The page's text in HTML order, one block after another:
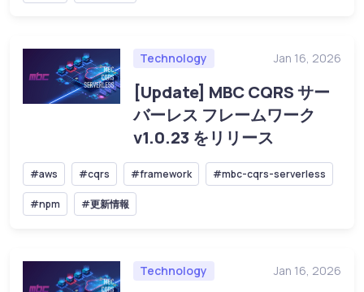
Technology Jan 16, 2026
[Update] MBC CQRS サー
バーレス フレームワーク
v1.0.23 をリリース
#aws #cqrs #framework #mbc-cqrs-serverless
#npm #更新情報
Technology Jan 16, 2026